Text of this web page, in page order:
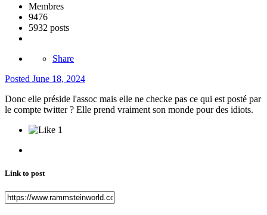
Membres
9476
5932 posts
Share
Posted June 18, 2024
Donc elle préside l'assoc mais elle ne checke pas ce qui est posté par
le compte twitter ? Elle prend vraiment son monde pour des idiots.
1
Link to post